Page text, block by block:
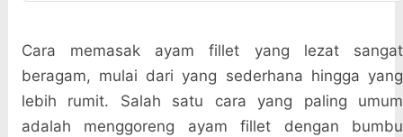
Cara memasak ayam fillet yang lezat sangat
beragam, mulai dari yang sederhana hingga yang
lebih rumit. Salah satu cara yang paling umum
adalah menggoreng ayam fillet dengan bumbu